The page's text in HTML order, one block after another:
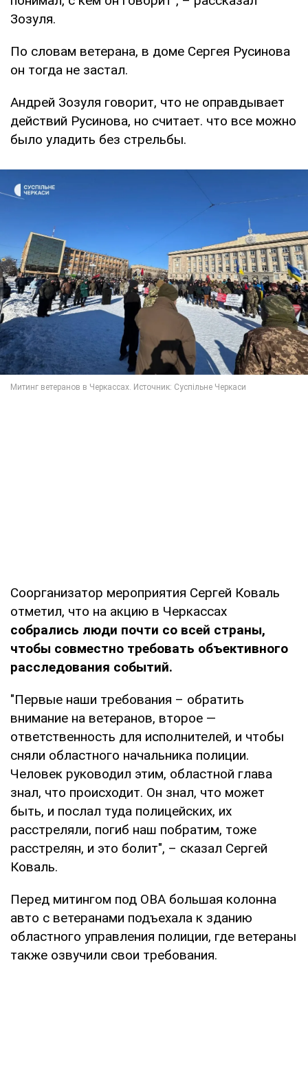
Зозуля.
По словам ветерана, в доме Сергея Русинова
он тогда не застал.
Андрей Зозуля говорит, что не оправдывает
действий Русинова, но считает. что все можно
было уладить без стрельбы.
Соорганизатор мероприятия Сергей Коваль
отметил, что на акцию в Черкассах
собрались люди почти со всей страны,
чтобы совместно требовать объективного
расследования событий.
"Первые наши требования – обратить
внимание на ветеранов, второе —
ответственность для исполнителей, и чтобы
сняли областного начальника полиции.
Человек руководил этим, областной глава
знал, что происходит. Он знал, что может
быть, и послал туда полицейских, их
расстреляли, погиб наш побратим, тоже
расстрелян, и это болит", – сказал Сергей
Коваль.
Перед митингом под ОВА большая колонна
авто с ветеранами подъехала к зданию
областного управления полиции, где ветераны
также озвучили свои требования.